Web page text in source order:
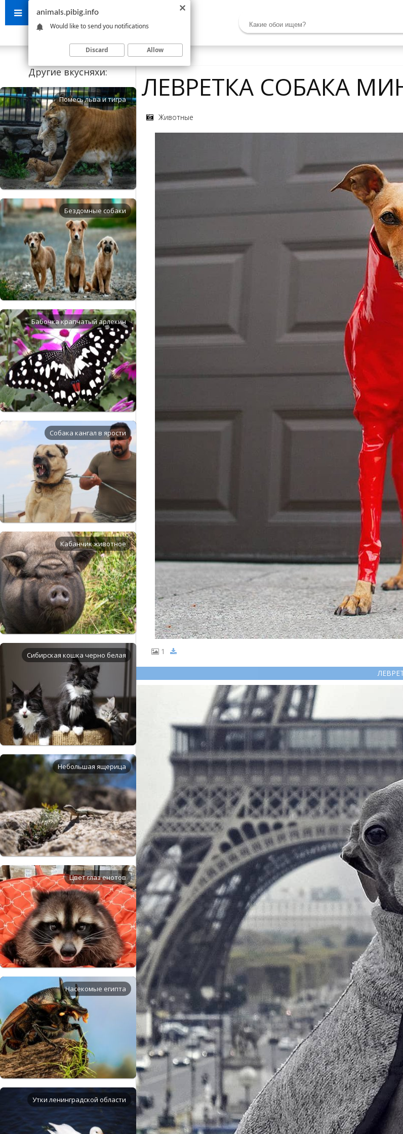
Другие вкусняхи:
Помесь льва и тигра
Бездомные собаки
Бабочка крапчатый арлекин
Собака кангал в ярости
Кабанчик животное
Сибирская кошка черно белая
Небольшая ящерица
Цвет глаз енотов
Насекомые египта
Утки ленинградской области
ЛЕВРЕТКА СОБАКА
Животные
1
animals.pibig.info
Would like to send you notifications
Discard Allow